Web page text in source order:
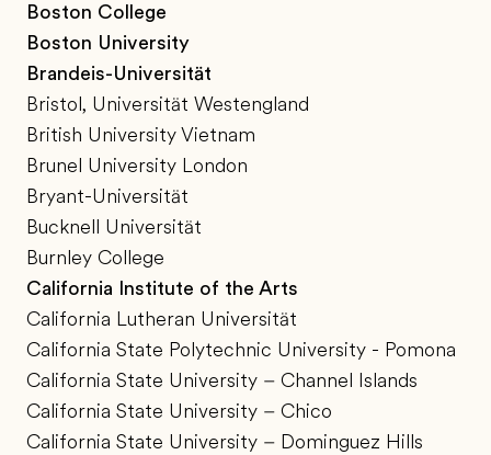
Boston College
Boston University
Brandeis-Universität
Bristol, Universität Westengland
British University Vietnam
Brunel University London
Bryant-Universität
Bucknell Universität
Burnley College
California Institute of the Arts
California Lutheran Universität
California State Polytechnic University - Pomona
California State University – Channel Islands
California State University – Chico
California State University – Dominguez Hills